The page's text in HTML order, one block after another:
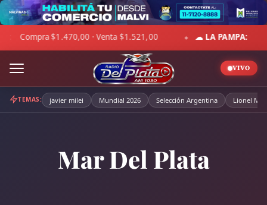
Skip
to
content
LA PAMPA: 2°C · Sensación -1°C · Parcialmente nublado · Viento 12
VIVO
TEMAS: javier milei Mundial 2026 Selección Argentina Lionel
Mar Del Plata